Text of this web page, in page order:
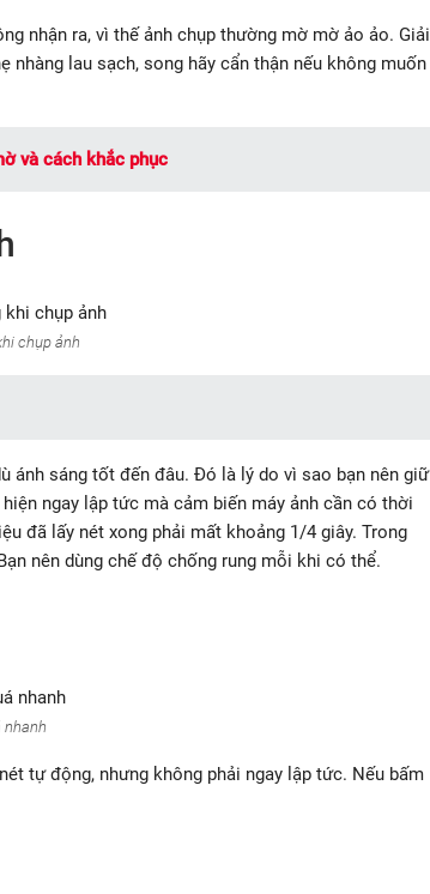
nhận ra, vì thế ảnh chụp thường mờ mờ ảo ảo. Giải
nhàng lau sạch, song hãy cẩn thận nếu không muốn
và cách khắc phục
chụp ảnh
ánh sáng tốt đến đâu. Đó là lý do vì sao bạn nên giữ
ngay lập tức mà cảm biến máy ảnh cần có thời
đã lấy nét xong phải mất khoảng 1/4 giây. Trong
nên dùng chế độ chống rung mỗi khi có thể.
nhanh
tự động, nhưng không phải ngay lập tức. Nếu bấm